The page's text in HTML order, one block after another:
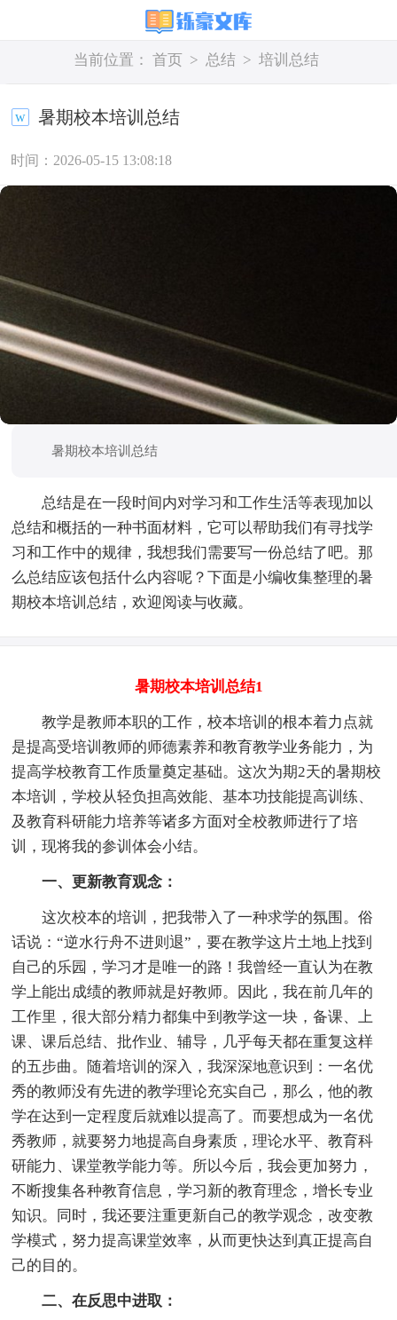
当前位置： 首页 > 总结 > 培训总结
暑期校本培训总结
时间：2026-05-15 13:08:18
暑期校本培训总结
总结是在一段时间内对学习和工作生活等表现加以
总结和概括的一种书面材料，它可以帮助我们有寻找学
习和工作中的规律，我想我们需要写一份总结了吧。那
么总结应该包括什么内容呢？下面是小编收集整理的暑
期校本培训总结，欢迎阅读与收藏。
暑期校本培训总结1
教学是教师本职的工作，校本培训的根本着力点就
是提高受培训教师的师德素养和教育教学业务能力，为
提高学校教育工作质量奠定基础。这次为期2天的暑期校
本培训，学校从轻负担高效能、基本功技能提高训练、
及教育科研能力培养等诸多方面对全校教师进行了培
训，现将我的参训体会小结。
一、更新教育观念：
这次校本的培训，把我带入了一种求学的氛围。俗
话说：“逆水行舟不进则退”，要在教学这片土地上找到
自己的乐园，学习才是唯一的路！我曾经一直认为在教
学上能出成绩的教师就是好教师。因此，我在前几年的
工作里，很大部分精力都集中到教学这一块，备课、上
课、课后总结、批作业、辅导，几乎每天都在重复这样
的五步曲。随着培训的深入，我深深地意识到：一名优
秀的教师没有先进的教学理论充实自己，那么，他的教
学在达到一定程度后就难以提高了。而要想成为一名优
秀教师，就要努力地提高自身素质，理论水平、教育科
研能力、课堂教学能力等。所以今后，我会更加努力，
不断搜集各种教育信息，学习新的教育理念，增长专业
知识。同时，我还要注重更新自己的教学观念，改变教
学模式，努力提高课堂效率，从而更快达到真正提高自
己的目的。
二、在反思中进取：